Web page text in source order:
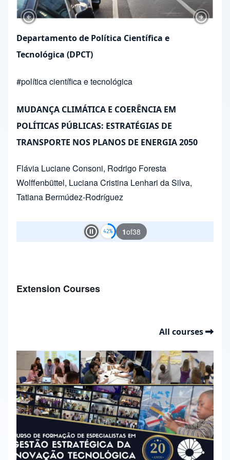
Departamento de Política Científica e
Tecnológica (DPCT)
#política científica e tecnológica
MUDANÇA CLIMÁTICA E COERÊNCIA EM
POLÍTICAS PÚBLICAS: ESTRATÉGIAS DE
TRANSPORTE NOS PLANOS DE ENERGIA 2050
Flávia Luciane Consoni, Rodrigo Foresta
Wolffenbüttel, Luciana Cristina Lenhari da Silva,
Tatiana Bermúdez-Rodríguez
Play and Stop Slideshow
1of38
Previous Slide Next
Extension Courses
All courses